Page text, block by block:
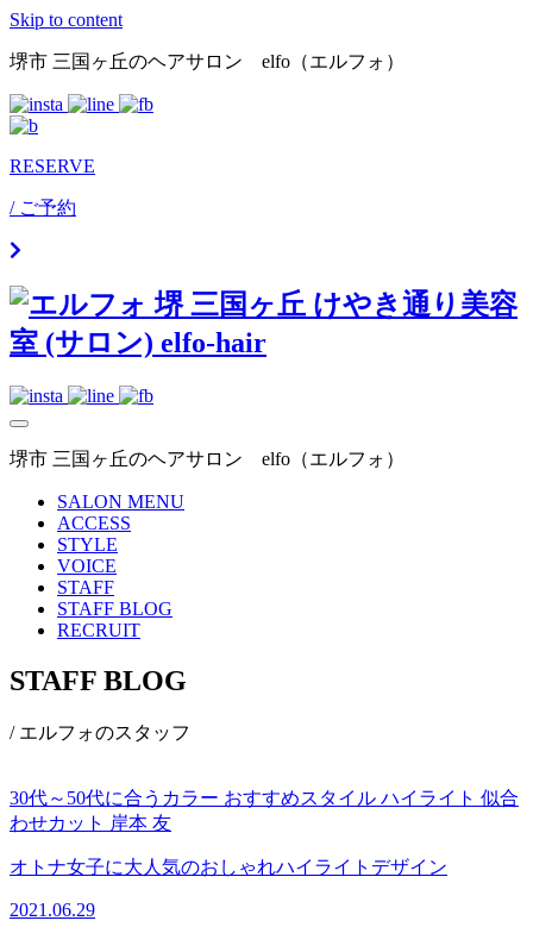
Skip to content
堺市 三国ヶ丘のヘアサロン elfo（エルフォ）
RESERVE
/ ご予約
堺市 三国ヶ丘のヘアサロン elfo（エルフォ）
SALON MENU
ACCESS
STYLE
VOICE
STAFF
STAFF BLOG
RECRUIT
STAFF BLOG
/ エルフォのスタッフ
30代～50代に合うカラー おすすめスタイル ハイライト 似合
わせカット 岸本 友
オトナ女子に大人気のおしゃれハイライトデザイン
2021.06.29